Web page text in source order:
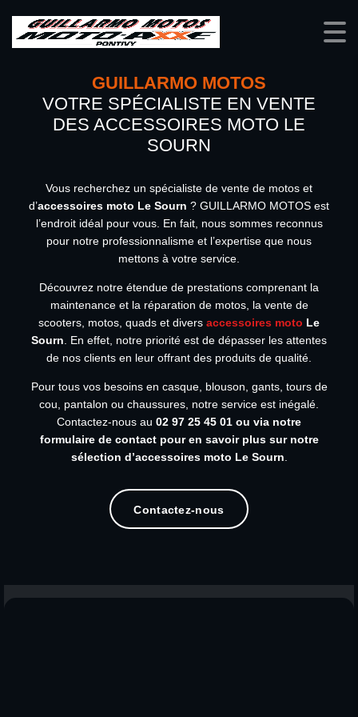
GUILLARMO MOTOS
VOTRE SPÉCIALISTE EN VENTE
DES ACCESSOIRES MOTO LE
SOURN
Vous recherchez un spécialiste de vente de motos et
d’accessoires moto Le Sourn ? GUILLARMO MOTOS est
l’endroit idéal pour vous. En fait, nous sommes reconnus
pour notre professionnalisme et l’expertise que nous
mettons à votre service.
Découvrez notre étendue de prestations comprenant la
maintenance et la réparation de motos, la vente de
scooters, motos, quads et divers accessoires moto Le
Sourn . En effet, notre priorité est de dépasser les attentes
de nos clients en leur offrant des produits de qualité.
Pour tous vos besoins en casque, blouson, gants, tours de
cou, pantalon ou chaussures, notre service est inégalé.
Contactez-nous au 02 97 25 45 01 ou via notre
formulaire de contact pour en savoir plus sur notre
sélection d’accessoires moto Le Sourn
Contactez-nous